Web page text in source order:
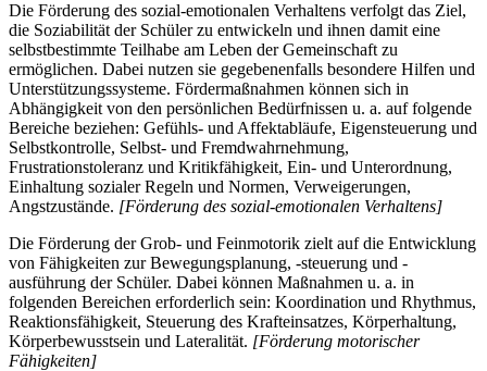
Die Förderung des sozial-emotionalen Verhaltens verfolgt das Ziel,
die Soziabilität der Schüler zu entwickeln und ihnen damit eine
selbstbestimmte Teilhabe am Leben der Gemeinschaft zu
ermöglichen. Dabei nutzen sie gegebenenfalls besondere Hilfen und
Unterstützungssysteme. Fördermaßnahmen können sich in
Abhängigkeit von den persönlichen Bedürfnissen u. a. auf folgende
Bereiche beziehen: Gefühls- und Affektabläufe, Eigensteuerung und
Selbstkontrolle, Selbst- und Fremdwahrnehmung,
Frustrationstoleranz und Kritikfähigkeit, Ein- und Unterordnung,
Einhaltung sozialer Regeln und Normen, Verweigerungen,
Angstzustände. [Förderung des sozial-emotionalen Verhaltens]
Die Förderung der Grob- und Feinmotorik zielt auf die Entwicklung
von Fähigkeiten zur Bewegungsplanung, -steuerung und -
ausführung der Schüler. Dabei können Maßnahmen u. a. in
folgenden Bereichen erforderlich sein: Koordination und Rhythmus,
Reaktionsfähigkeit, Steuerung des Krafteinsatzes, Körperhaltung,
Körperbewusstsein und Lateralität. [Förderung motorischer
Fähigkeiten]